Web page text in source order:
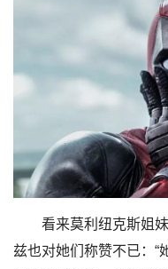
看来莫利纽克斯姐
兹也对她们称赞不已：“